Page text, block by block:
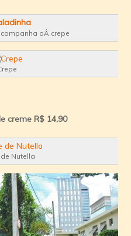
oÂ crepe
creme R$ 14,90
Nutella